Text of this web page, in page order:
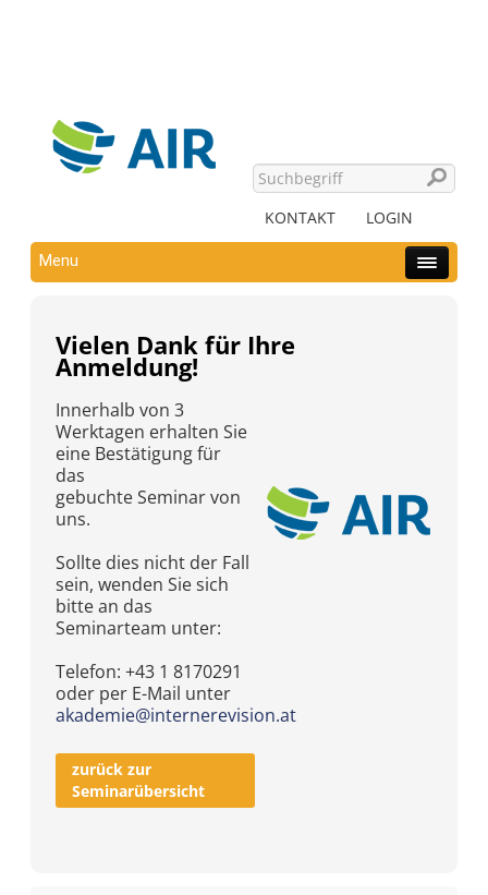
KONTAKT LOGIN
Menu
Vielen Dank für Ihre
Anmeldung!
Innerhalb von 3
Werktagen erhalten Sie
eine Bestätigung für
das
gebuchte Seminar von
uns.
Sollte dies nicht der Fall
sein, wenden Sie sich
bitte an das
Seminarteam unter:
Telefon: +43 1 8170291
oder per E-Mail unter
akademie@internerevision.at
zurück zur
Seminarübersicht